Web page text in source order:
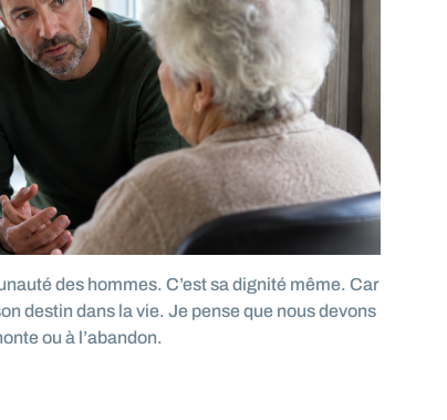
des hommes. C’est sa dignité même. Car
destin dans la vie. Je pense que nous devons
ou à l’abandon.